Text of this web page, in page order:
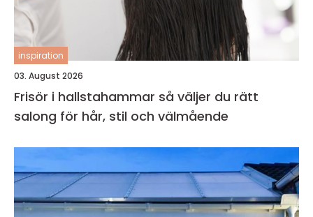
inspiration
03. August 2026
Frisör i hallstahammar så väljer du rätt
salong för hår, stil och välmående